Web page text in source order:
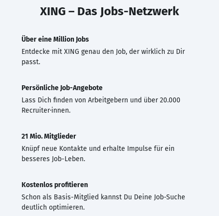
XING – Das Jobs-Netzwerk
Über eine Million Jobs
Entdecke mit XING genau den Job, der wirklich zu Dir
passt.
Persönliche Job-Angebote
Lass Dich finden von Arbeitgebern und über 20.000
Recruiter·innen.
21 Mio. Mitglieder
Knüpf neue Kontakte und erhalte Impulse für ein
besseres Job-Leben.
Kostenlos profitieren
Schon als Basis-Mitglied kannst Du Deine Job-Suche
deutlich optimieren.